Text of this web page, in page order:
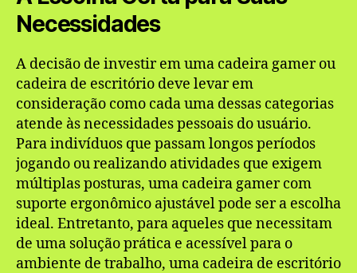
Necessidades
A decisão de investir em uma cadeira gamer ou
cadeira de escritório deve levar em
consideração como cada uma dessas categorias
atende às necessidades pessoais do usuário.
Para indivíduos que passam longos períodos
jogando ou realizando atividades que exigem
múltiplas posturas, uma cadeira gamer com
suporte ergonômico ajustável pode ser a escolha
ideal. Entretanto, para aqueles que necessitam
de uma solução prática e acessível para o
ambiente de trabalho, uma cadeira de escritório